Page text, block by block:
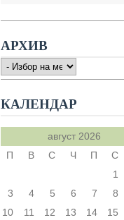
АРХИВ
АРХИВ
КАЛЕНДАР
август 2026
П
В С Ч П С
1
3
4 5 6 7 8
10
11 12 13 14 15